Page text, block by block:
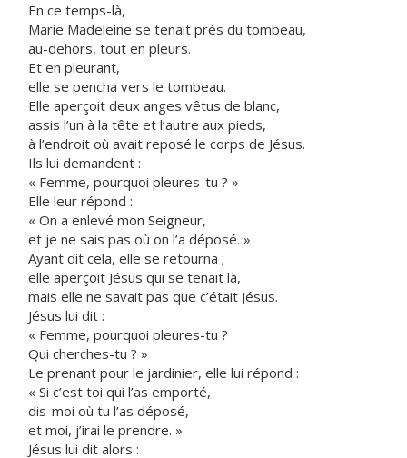
En ce temps-là,
Marie Madeleine se tenait près du tombeau,
au-dehors, tout en pleurs.
Et en pleurant,
elle se pencha vers le tombeau.
Elle aperçoit deux anges vêtus de blanc,
assis l’un à la tête et l’autre aux pieds,
à l’endroit où avait reposé le corps de Jésus.
Ils lui demandent :
« Femme, pourquoi pleures-tu ? »
Elle leur répond :
« On a enlevé mon Seigneur,
et je ne sais pas où on l’a déposé. »
Ayant dit cela, elle se retourna ;
elle aperçoit Jésus qui se tenait là,
mais elle ne savait pas que c’était Jésus.
Jésus lui dit :
« Femme, pourquoi pleures-tu ?
Qui cherches-tu ? »
Le prenant pour le jardinier, elle lui répond :
« Si c’est toi qui l’as emporté,
dis-moi où tu l’as déposé,
et moi, j’irai le prendre. »
Jésus lui dit alors :